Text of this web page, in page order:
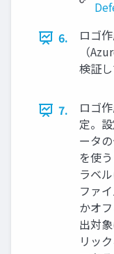
6.
ロゴ
（
検証
7.
ロゴ
定。
ータ
を使
ラベ
ファ
かオ
出対
リッ